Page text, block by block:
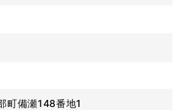
町備瀬148番地1